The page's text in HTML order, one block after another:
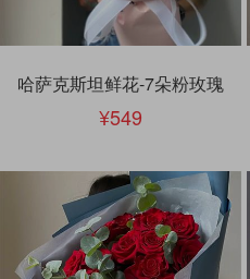
哈萨克斯坦鲜花-7朵粉玫瑰
549